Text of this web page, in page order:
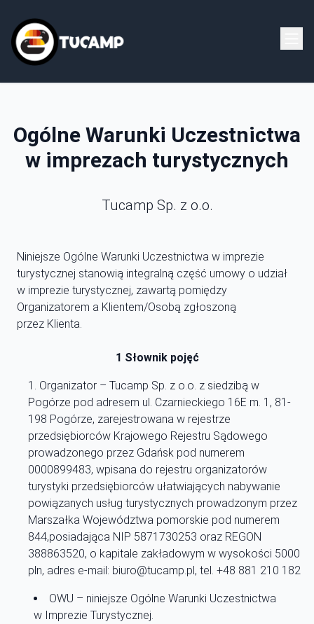
Ogólne Warunki Uczestnictwa
w imprezach turystycznych
Tucamp Sp. z o.o.
Niniejsze Ogólne Warunki Uczestnictwa w imprezie
turystycznej stanowią integralną część umowy o udział
w imprezie turystycznej, zawartą pomiędzy
Organizatorem a Klientem/Osobą zgłoszoną
przez Klienta.
1 Słownik pojęć
Organizator – Tucamp Sp. z o.o. z siedzibą w
Pogórze pod adresem ul. Czarnieckiego 16E m. 1, 81-
198 Pogórze, zarejestrowana w rejestrze
przedsiębiorców Krajowego Rejestru Sądowego
prowadzonego przez Gdańsk pod numerem
0000899483, wpisana do rejestru organizatorów
turystyki przedsiębiorców ułatwiających nabywanie
powiązanych usług turystycznych prowadzonym przez
Marszałka Województwa pomorskie pod numerem
844,posiadająca NIP 5871730253 oraz REGON
388863520, o kapitale zakładowym w wysokości 5000
pln, adres e-mail: biuro@tucamp.pl, tel. +48 881 210 182
OWU – niniejsze Ogólne Warunki Uczestnictwa
w Imprezie Turystycznej.